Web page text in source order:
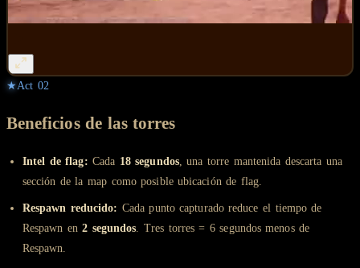
★Act 02
Beneficios de las torres
Intel de flag: Cada 18 segundos, una torre mantenida descarta una
sección de la map como posible ubicación de flag.
Respawn reducido: Cada punto capturado reduce el tiempo de
Respawn en2 segundos. Tres torres = 6 segundos menos de
Respawn.